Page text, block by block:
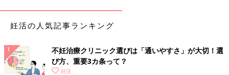
妊活の人気記事ランキング
不妊治療クリニック選びは「通いやすさ」が大切！選
び方、重要3カ条って？
妊活